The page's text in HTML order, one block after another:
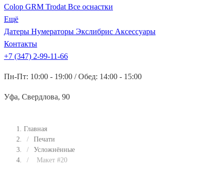
Colop GRM Trodat Все оснастки
Ещё
Датеры Нумераторы Экслибрис Аксессуары
Контакты
+7 (347) 2-99-11-66
Пн-Пт: 10:00 - 19:00 / Обед: 14:00 - 15:00
Уфа, Свердлова, 90
Главная
/
Печати
/
Усложнённые
/
Макет #20